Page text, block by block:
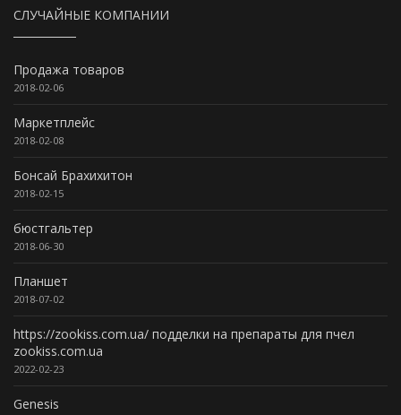
СЛУЧАЙНЫЕ КОМПАНИИ
Продажа товаров
2018-02-06
Маркетплейс
2018-02-08
Бонсай Брахихитон
2018-02-15
бюстгальтер
2018-06-30
Планшет
2018-07-02
https://zookiss.com.ua/ подделки на препараты для пчел
zookiss.com.ua
2022-02-23
Genesis